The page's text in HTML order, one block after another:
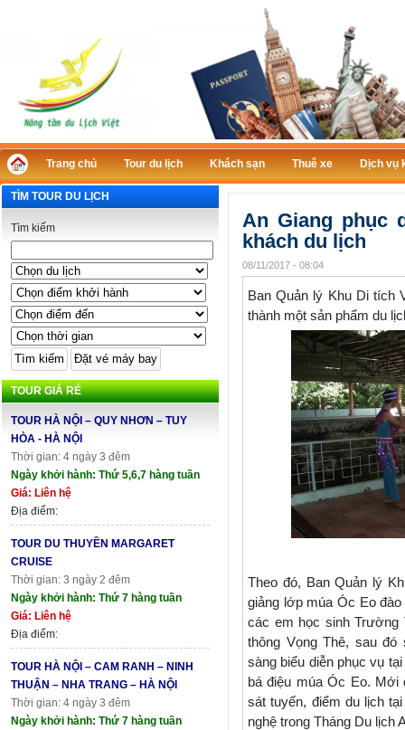
Trang chủ Tour du lịch Khách sạn Thuê xe Dịch vụ
TÌM TOUR DU LỊCH
Tìm kiếm
TOUR GIÁ RẺ
TOUR HÀ NỘI – QUY NHƠN – TUY
HÒA - HÀ NỘI
Thời gian: 4 ngày 3 đêm
Ngày khởi hành: Thứ 5,6,7 hàng tuần
Giá: Liên hệ
Địa điểm:
TOUR DU THUYỀN MARGARET
CRUISE
Thời gian: 3 ngày 2 đêm
Ngày khởi hành: Thứ 7 hàng tuần
Giá: Liên hệ
Địa điểm:
TOUR HÀ NỘI – CAM RANH – NINH
THUẬN – NHA TRANG – HÀ NỘI
Thời gian: 4 ngày 3 đêm
Ngày khởi hành: Thứ 7 hàng tuần
An Giang phục
khách du lịch
08/11/2017 - 08:04
Ban Quản lý Khu Di tích
thành một sản phẩm du
Theo đó, Ban Quản lý
giảng lớp múa Óc Eo
các em học sinh Trường
thông Vọng Thê, sau
sàng biểu diễn phục vụ
bá điệu múa Óc Eo. Mới
sát tuyến, điểm du lịch
nghệ trong Tháng Du lịch